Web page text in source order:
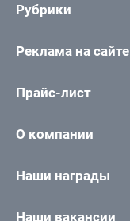
Рубрики
Реклама на сайте
Прайс-лист
О компании
Наши награды
Наши вакансии